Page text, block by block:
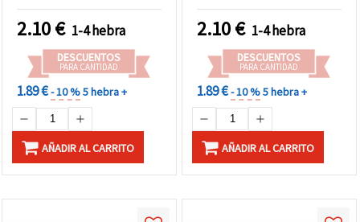
Creativa (Manualidades)
2.10€ 1-4 hebra
DESCUENTOS
PARA CANTIDAD
1.89 €- 10 %5 hebra +
AÑADIR AL CARRITO
natural y creativa
2.10€ 1-4 hebra
DESCUENTOS
PARA CANTIDAD
1.89 €- 10 %5 hebra +
AÑADIR AL CARRITO